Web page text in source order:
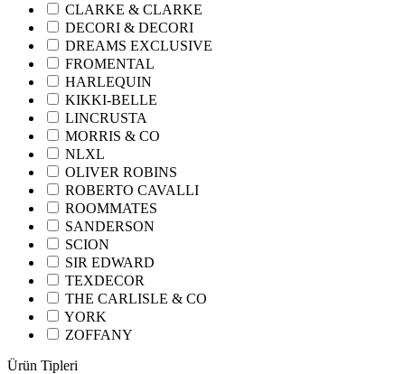
CLARKE & CLARKE
DECORI & DECORI
DREAMS EXCLUSIVE
FROMENTAL
HARLEQUIN
KIKKI-BELLE
LINCRUSTA
MORRIS & CO
NLXL
OLIVER ROBINS
ROBERTO CAVALLI
ROOMMATES
SANDERSON
SCION
SIR EDWARD
TEXDECOR
THE CARLISLE & CO
YORK
ZOFFANY
Ürün Tipleri